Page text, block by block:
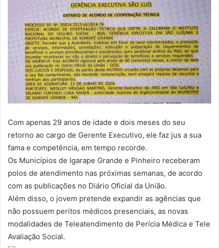
Com apenas 29 anos de idade e dois meses do seu
retorno ao cargo de Gerente Executivo, ele faz jus a sua
fama e competência, em tempo recorde.
Os Municípios de Igarape Grande e Pinheiro receberam
polos de atendimento nas próximas semanas, de acordo
com as publicações no Diário Oficial da União.
Além disso, o jovem pretende expandir as agências que
não possuem peritos médicos presenciais, as novas
modalidades de Teleatendimento de Perícia Médica e Tele
Avaliação Social.